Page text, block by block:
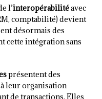
l’interopérabilitéavec
comptabilité) devient
désormais des
cette intégration sans
présentent des
leur organisation
de transactions. Elles